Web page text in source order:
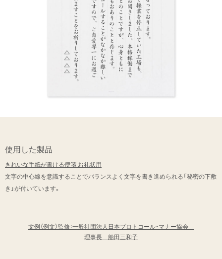
使用した製品
きれいな手紙が書ける便箋 お礼状用
文字の中心線を意識することでバランスよく文字を書き進められる「秘密の下敷
き」が付いています。
文例（例文）監修：一般社団法人日本プロトコール・マナー協会
理事長 船田三和子